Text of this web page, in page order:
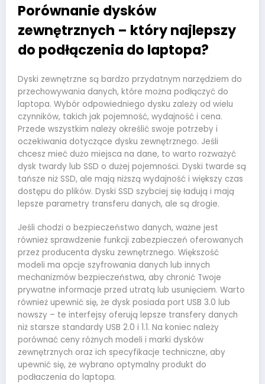
Porównanie dysków
zewnętrznych – który najlepszy
do podłączenia do laptopa?
Dyski zewnętrzne są bardzo przydatnym narzędziem do
przechowywania danych, które można podłączyć do
laptopa. Wybór odpowiedniego dysku zależy od wielu
czynników, takich jak pojemność, wydajność i cena.
Przede wszystkim należy określić swoje potrzeby i
oczekiwania dotyczące dysku zewnętrznego. Jeśli
chcesz mieć dużo miejsca na dane, to warto rozważyć
dysk twardy lub SSD o dużej pojemności. Dyski twarde są
tańsze niż SSD, ale mają niższą wydajność i większy czas
dostępu do plików. Dyski SSD szybciej się ładują i mają
lepsze parametry transferu danych, ale są drogie.
Jeśli chodzi o bezpieczeństwo danych, ważne jest
również sprawdzenie funkcji zabezpieczeń oferowanych
przez producenta dysku zewnętrznego. Większość
modeli ma opcje szyfrowania danych lub innych
mechanizmów bezpieczeństwa, aby chronić Twoje
prywatne informacje przed utratą lub usunięciem. Warto
również upewnić się, że dysk posiada port USB 3.0 lub
nowszy – te interfejsy oferują lepsze transfery danych
niż starsze standardy USB 2.0 i 1.1. Na koniec należy
porównać ceny różnych modeli i marki dysków
zewnętrznych oraz ich specyfikacje techniczne, aby
upewnić się, że wybrano optymalny produkt do
podłaczenia do laptopa.